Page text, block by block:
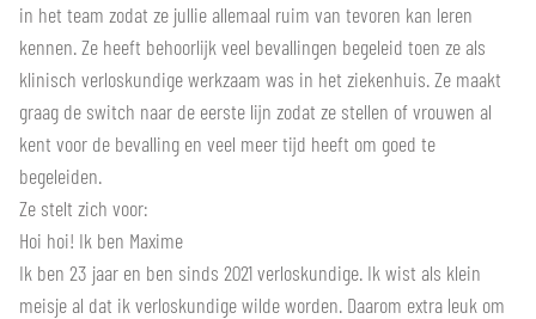
in het team zodat ze jullie allemaal ruim van tevoren kan leren
kennen. Ze heeft behoorlijk veel bevallingen begeleid toen ze als
klinisch verloskundige werkzaam was in het ziekenhuis. Ze maakt
graag de switch naar de eerste lijn zodat ze stellen of vrouwen al
kent voor de bevalling en veel meer tijd heeft om goed te
begeleiden.
Ze stelt zich voor:
Hoi hoi! Ik ben Maxime
Ik ben 23 jaar en ben sinds 2021 verloskundige. Ik wist als klein
meisje al dat ik verloskundige wilde worden. Daarom extra leuk om